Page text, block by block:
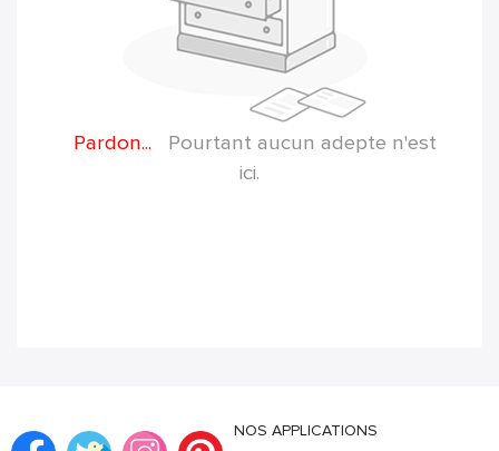
Pardon...
Pourtant aucun adepte n'est
ici.
NOS APPLICATIONS